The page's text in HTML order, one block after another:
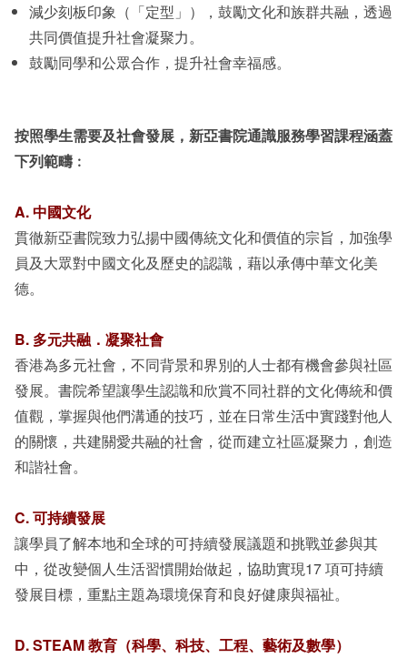
減少刻板印象（「定型」），鼓勵文化和族群共融，透過
共同價值提升社會凝聚力。
鼓勵同學和公眾合作，提升社會幸福感。
按照學生需要及社會發展，新亞書院通識服務學習課程涵蓋
下列範疇 ︰
A. 中國文化
貫徹新亞書院致力弘揚中國傳統文化和價值的宗旨，加強學
員及大眾對中國文化及歷史的認識，藉以承傳中華文化美
德。
B. 多元共融．凝聚社會
香港為多元社會，不同背景和界別的人士都有機會參與社區
發展。書院希望讓學生認識和欣賞不同社群的文化傳統和價
值觀，掌握與他們溝通的技巧，並在日常生活中實踐對他人
的關懷，共建關愛共融的社會，從而建立社區凝聚力，創造
和諧社會。
C. 可持續發展
讓學員了解本地和全球的可持續發展議題和挑戰並參與其
中，從改變個人生活習慣開始做起，協助實現17 項可持續
發展目標，重點主題為環境保育和良好健康與福祉。
D. STEAM 教育（科學、科技、工程、藝術及數學）